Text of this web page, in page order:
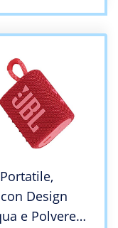
Design
e Polvere